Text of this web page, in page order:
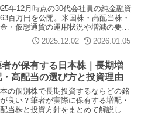
年12月時点の30代会社員の純金融資
百万円を公開。米国株・高配当株・
・仮想通貨の運用状況や増減の要
、今後のFIRE向け資産形成戦略を詳し
2025.12.02 2026.01.05
者が保有する日本株｜長期増
・高配当の選び方と投資理由
本の個別株で長期投資するならどの銘
良い？筆者が実際に保有する増配・
当株と投資方針をまとめて解説しま